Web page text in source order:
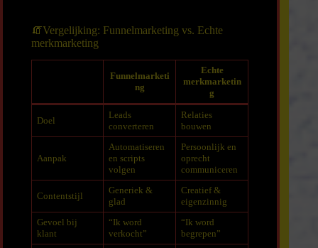
🧯Vergelijking: Funnelmarketing vs. Echte
merkmarketing
Funnelmarketi
ng
Echte
merkmarketin
g
Doel
Leads
converteren
Relaties
bouwen
Aanpak
Automatiseren
en scripts
volgen
Persoonlijk en
oprecht
communiceren
Contentstijl
Generiek &
glad
Creatief &
eigenzinnig
Gevoel bij
klant
“Ik word
verkocht”
“Ik word
begrepen”